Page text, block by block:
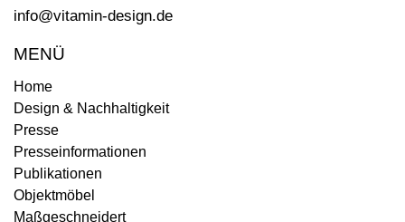
info@vitamin-design.de
MENÜ
Home
Design & Nachhaltigkeit
Presse
Presseinformationen
Publikationen
Objektmöbel
Maßgeschneidert